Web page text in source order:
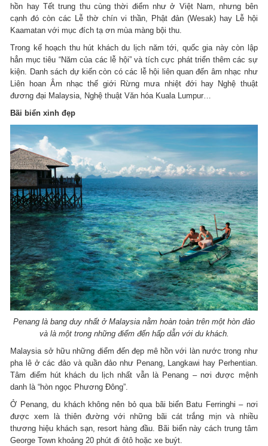
hồn hay Tết trung thu cùng thời điểm như ở Việt Nam, nhưng bên
cạnh đó còn các Lễ thờ chín vi thần, Phật đản (Wesak) hay Lễ hội
Kaamatan với mục đích tạ ơn mùa màng bội thu.
Trong kế hoạch thu hút khách du lịch năm tới, quốc gia này còn lập
hẳn mục tiêu “Năm của các lễ hội” và tích cực phát triển thêm các sự
kiện. Danh sách dự kiến còn có các lễ hội liên quan đến âm nhạc như
Liên hoan Âm nhạc thế giới Rừng mưa nhiệt đới hay Nghệ thuật
đương đại Malaysia, Nghệ thuật Văn hóa Kuala Lumpur…
Bãi biển xinh đẹp
Penang là bang duy nhất ở Malaysia nằm hoàn toàn trên một hòn đảo
và là một trong những điểm đến hấp dẫn với du khách.
Malaysia sở hữu những điểm đến đẹp mê hồn với làn nước trong như
pha lê ở các đảo và quần đảo như Penang, Langkawi hay Perhentian.
Tâm điểm hút khách du lịch nhất vẫn là Penang – nơi được mệnh
danh là “hòn ngọc Phương Đông”.
Ở Penang, du khách không nên bỏ qua bãi biển Batu Ferringhi – nơi
được xem là thiên đường với những bãi cát trắng mịn và nhiều
thương hiệu khách sạn, resort hàng đầu. Bãi biển này cách trung tâm
George Town khoảng 20 phút đi ôtô hoặc xe buýt.